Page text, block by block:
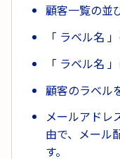
顧客一覧の並
「 ラベル名
「 ラベル名
顧客のラベル
メールアドレ
由で、メール
す。